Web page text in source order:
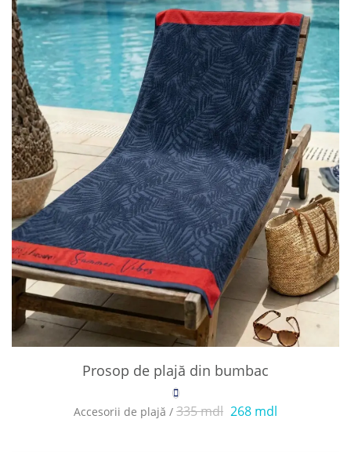
Prosop de plajă din bumbac
Accesorii de plajă / 335 mdl 268 mdl